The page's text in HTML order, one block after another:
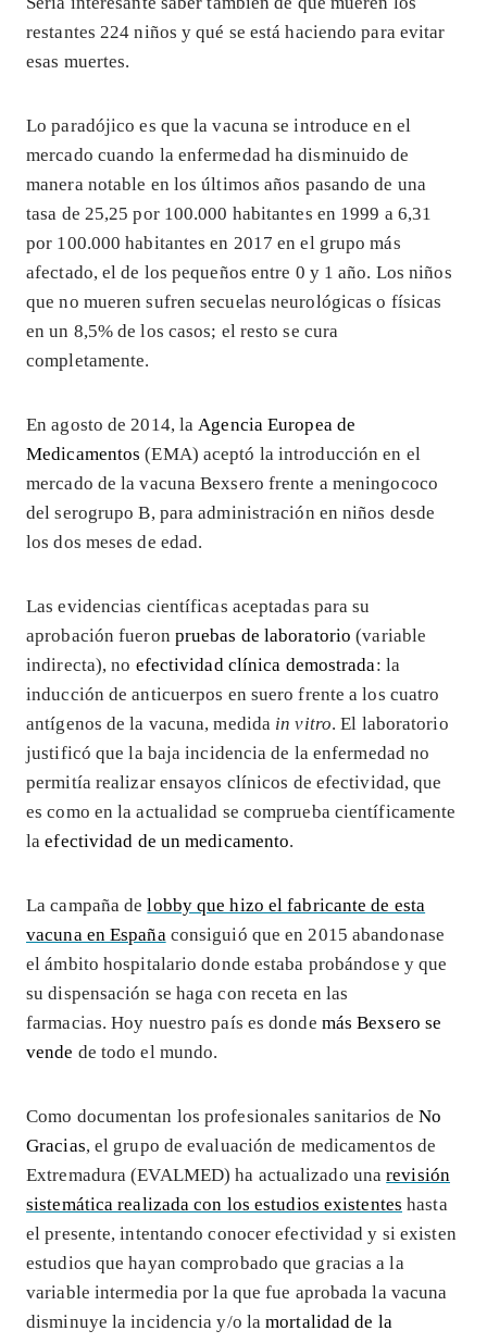
restantes 224 niños y qué se está haciendo para evitar
esas muertes.
Lo paradójico es que la vacuna se introduce en el
mercado cuando la enfermedad ha disminuido de
manera notable en los últimos años pasando de una
tasa de 25,25 por 100.000 habitantes en 1999 a 6,31
por 100.000 habitantes en 2017 en el grupo más
afectado, el de los pequeños entre 0 y 1 año. Los niños
que no mueren sufren secuelas neurológicas o físicas
en un 8,5% de los casos; el resto se cura
completamente.
En agosto de 2014, la Agencia Europea de
Medicamentos (EMA) aceptó la introducción en el
mercado de la vacuna Bexsero frente a meningococo
del serogrupo B, para administración en niños desde
los dos meses de edad.
Las evidencias científicas aceptadas para su
aprobación fueron pruebas de laboratorio (variable
indirecta), no efectividad clínica demostrada: la
inducción de anticuerpos en suero frente a los cuatro
antígenos de la vacuna, medida in vitro. El laboratorio
justificó que la baja incidencia de la enfermedad no
permitía realizar ensayos clínicos de efectividad, que
es como en la actualidad se comprueba científicamente
laefectividad de un medicamento.
La campaña delobby que hizo el fabricante de esta
vacuna en España consiguió que en 2015 abandonase
el ámbito hospitalario donde estaba probándose y que
su dispensación se haga con receta en las
farmacias. Hoy nuestro país es donde más Bexsero se
vende de todo el mundo.
Como documentan los profesionales sanitarios de No
Gracias, el grupo de evaluación de medicamentos de
Extremadura (EVALMED) ha actualizado unarevisión
sistemática realizada con los estudios existentes hasta
el presente, intentando conocer efectividad y si existen
estudios que hayan comprobado que gracias a la
variable intermedia por la que fue aprobada la vacuna
disminuye la incidencia y/o lamortalidad de la